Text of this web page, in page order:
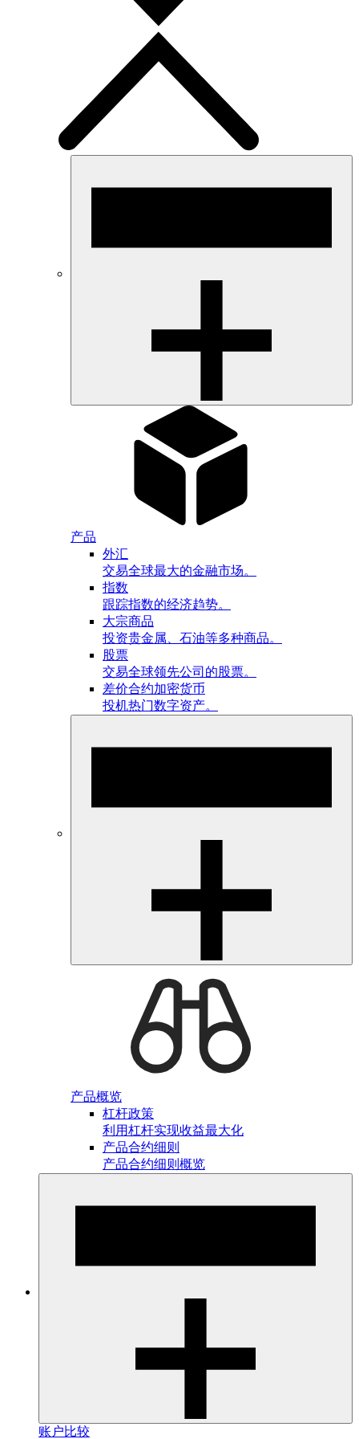
产品
外汇
交易全球最大的金融市场。
指数
跟踪指数的经济趋势。
大宗商品
投资贵金属、石油等多种商品。
股票
交易全球领先公司的股票。
差价合约加密货币
投机热门数字资产。
产品概览
杠杆政策
利用杠杆实现收益最大化
产品合约细则
产品合约细则概览
账户比较